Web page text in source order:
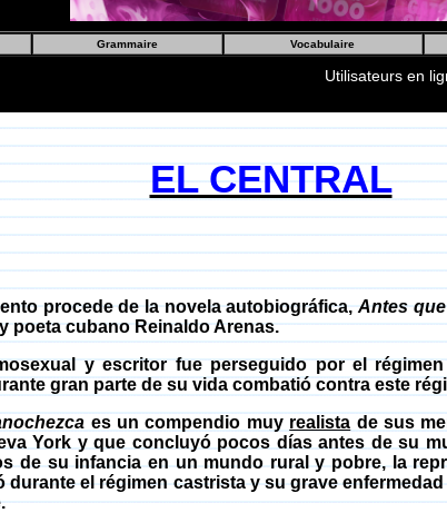
Grammaire Vocabulaire
Utilisateurs en
EL CENTRAL
procede de la novela autobiográfica,Antes
poeta cubano Reinaldo Arenas.
y escritor fueperseguido por el
gran parte de su vida combatió contra este
es un compendio muy realista de sus
York y que concluyó pocos días antes de su
de su infancia en un mundo rural y pobre, la
durante el régimen castrista y su grave